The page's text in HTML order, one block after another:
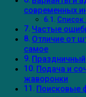
современных
Список
Частые
Отличие от
самое
Праздничный
Подача и
жаворонки
Поисковые